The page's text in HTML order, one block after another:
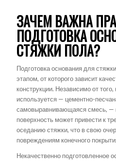
ЗАЧЕМ ВАЖНА
ПОДГОТОВКА
СТЯЖКИ ПОЛА?
Подготовка основания для
этапом, от которого зависит
конструкции. Независимо от
используется — цементно-
самовыравнивающаяся смесь, —
поверхность может привести к
оседанию стяжки, что в свою
повреждениям конечного
Некачественно подготовленное